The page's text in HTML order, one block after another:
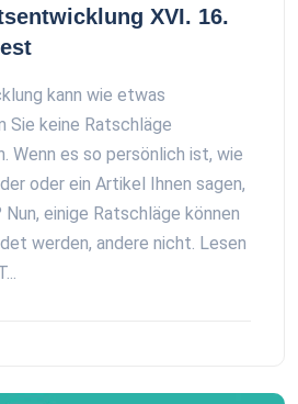
XVI. 16.
kann wie etwas
Sie keine Ratschläge
Wenn es so persönlich ist, wie
oder ein Artikel Ihnen sagen,
einige Ratschläge können
werden, andere nicht. Lesen